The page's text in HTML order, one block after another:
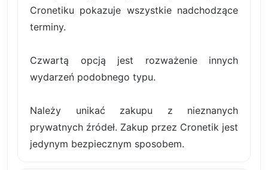
Cronetiku pokazuje wszystkie nadchodzące
terminy.
Czwartą opcją jest rozważenie innych
wydarzeń podobnego typu.
Należy unikać zakupu z nieznanych
prywatnych źródeł. Zakup przez Cronetik jest
jedynym bezpiecznym sposobem.